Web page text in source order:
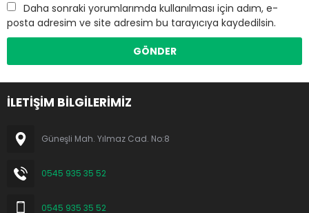
Daha sonraki yorumlarımda kullanılması için adım, e-
posta adresim ve site adresim bu tarayıcıya kaydedilsin.
İLETİŞİM BİLGİLERİMİZ
Güneşli Mah. Yılmaz Cad. No:8
0545 935 35 52
0545 935 35 52